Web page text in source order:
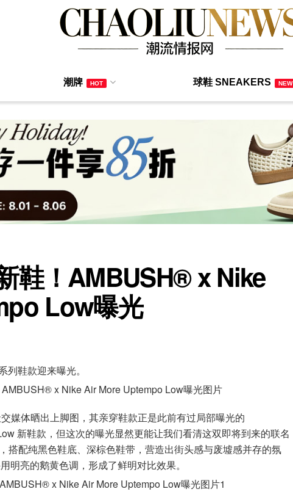
潮牌 HOT 球鞋 SNEAKERS NEW
鞋！AMBUSH® x Nike
Low曝光
鞋款迎来曝光。
媒体晒出上脚图，其亲穿鞋款正是此前有过局部曝光的
新鞋款，但这次的曝光显然更能让我们看清这双即将到来的联名
搭配纯黑色鞋底、深棕色鞋带，营造出街头感与废墟感并存的氛
明亮的鹅黄色调，形成了鲜明对比效果。